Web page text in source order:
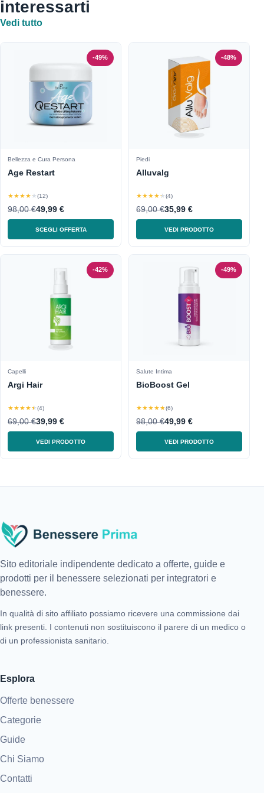
interessarti
Vedi tutto
-49%
Bellezza e Cura Persona
Age Restart
★★★★★(12)
98,00 €49,99 €
SCEGLI OFFERTA
-48%
Piedi
Alluvalg
★★★★★(4)
69,00 €35,99 €
VEDI PRODOTTO
-42%
Capelli
Argi Hair
★★★★★(4)
69,00 €39,99 €
VEDI PRODOTTO
-49%
Salute Intima
BioBoost Gel
★★★★★(6)
98,00 €49,99 €
VEDI PRODOTTO
Sito editoriale indipendente dedicato a offerte, guide e
prodotti per il benessere selezionati per integratori e
benessere.
In qualità di sito affiliato possiamo ricevere una commissione dai
link presenti. I contenuti non sostituiscono il parere di un medico o
di un professionista sanitario.
Esplora
Offerte benessere
Categorie
Guide
Chi Siamo
Contatti